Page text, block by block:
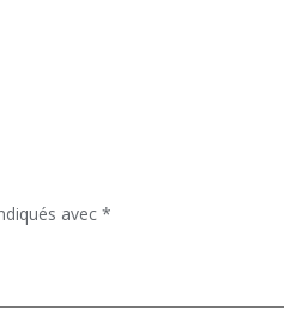
avec *